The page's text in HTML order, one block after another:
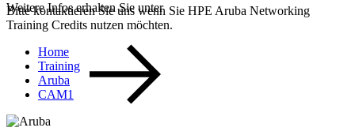
Weitere Infos erhalten Sie unter
Bitte kontaktieren Sie uns wenn Sie HPE Aruba Networking
Training Credits nutzen möchten.
Home
Training
Aruba
CAM1